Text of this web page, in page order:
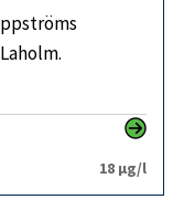
18 µg/l